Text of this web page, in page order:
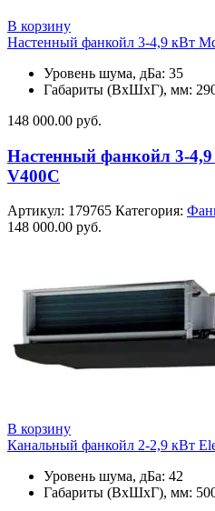
В корзину
Настенный фанкойл 3-4,9 кВт
Уровень шума, дБа: 35
Габариты (ВxШxГ), мм:
148 000.00 руб.
Настенный фанкойл 3-
V400C
Артикул: 179765 Категория:
148 000.00 руб.
В корзину
Канальный фанкойл 2-2,9 кВт
Уровень шума, дБа: 42
Габариты (ВxШxГ), мм: